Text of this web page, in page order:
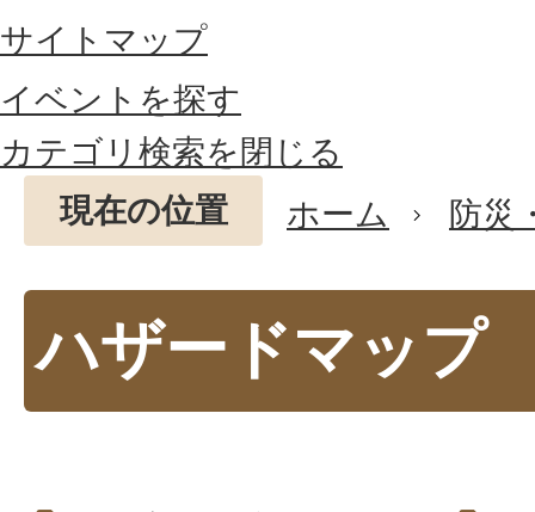
サイトマップ
イベントを探す
カテゴリ検索を閉じる
現在の位置
ホーム 防災
ハザードマップ